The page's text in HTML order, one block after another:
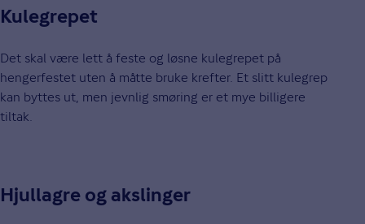
Kulegrepet
Det skal være lett å feste og løsne kulegrepet på
hengerfestet uten å måtte bruke krefter. Et slitt kulegrep
kan byttes ut, men jevnlig smøring er et mye billigere
tiltak.
Hjullagre og akslinger